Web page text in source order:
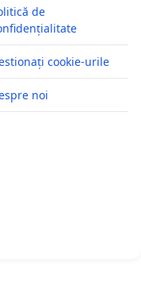
de
cookie-urile
noi